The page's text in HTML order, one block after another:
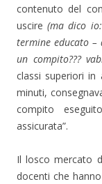
contenuto del
uscire(ma dico
termine educato –
un compito???
classi superiori in
minuti,
compito
assicurata”.
Il losco mercato
docenti che